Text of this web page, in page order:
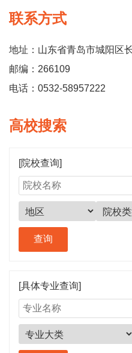
联系方式
地址：山东省青岛市城阳区
邮编：266109
电话：0532-58957222
高校搜索
[院校查询]
[具体专业查询]